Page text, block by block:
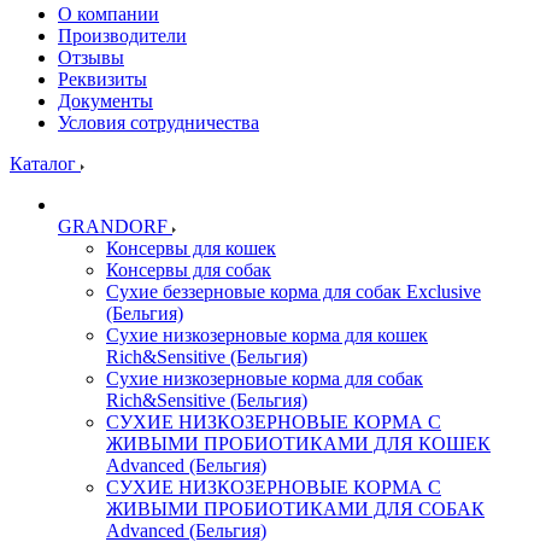
О компании
Производители
Отзывы
Реквизиты
Документы
Условия сотрудничества
Каталог
GRANDORF
Консервы для кошек
Консервы для собак
Сухие беззерновые корма для собак Exclusive
(Бельгия)
Сухие низкозерновые корма для кошек
Rich&Sensitive (Бельгия)
Сухие низкозерновые корма для собак
Rich&Sensitive (Бельгия)
СУХИЕ НИЗКОЗЕРНОВЫЕ КОРМА С
ЖИВЫМИ ПРОБИОТИКАМИ ДЛЯ КОШЕК
Advanced (Бельгия)
СУХИЕ НИЗКОЗЕРНОВЫЕ КОРМА С
ЖИВЫМИ ПРОБИОТИКАМИ ДЛЯ СОБАК
Advanced (Бельгия)